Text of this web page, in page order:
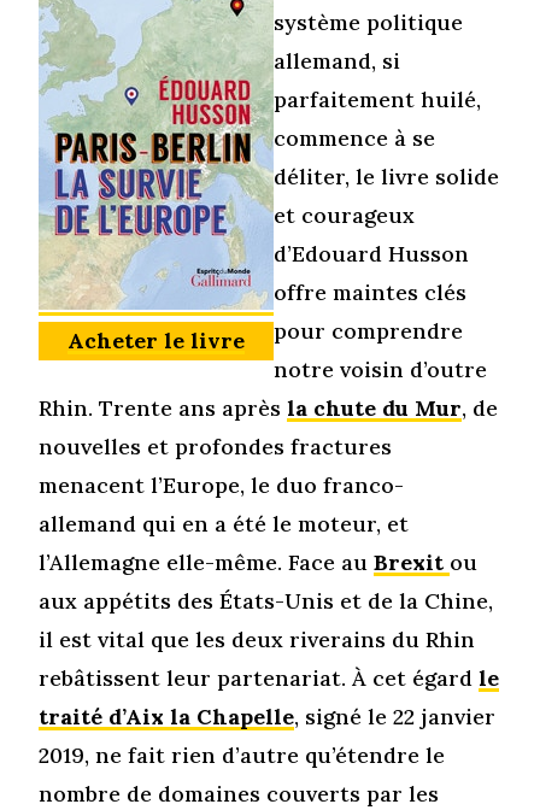
Acheter le livre
système politique
allemand, si
parfaitement huilé,
commence à se
déliter, le livre solide
et courageux
d’Edouard Husson
offre maintes clés
pour comprendre
notre voisin d’outre
Rhin. Trente ans aprèsla chute du Mur, de
nouvelles et profondes fractures
menacent l’Europe, le duo franco-
allemand qui en a été le moteur, et
l’Allemagne elle-même. Face auBrexit ou
aux appétits des États-Unis et de la Chine,
il est vital que les deux riverains du Rhin
rebâtissent leur partenariat. À cet égardle
traité d’Aix la Chapelle, signé le 22 janvier
2019, ne fait rien d’autre qu’étendre le
nombre de domaines couverts par les